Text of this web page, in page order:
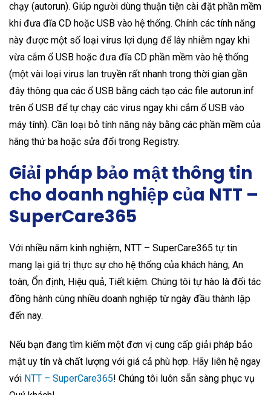
chạy (autorun). Giúp người dùng thuận tiện cài đặt phần mềm
khi đưa đĩa CD hoặc USB vào hệ thống. Chính các tính năng
này được một số loại virus lợi dụng để lây nhiễm ngay khi
vừa cắm ổ USB hoặc đưa đĩa CD phần mềm vào hệ thống
(một vài loại virus lan truyền rất nhanh trong thời gian gần
đây thông qua các ổ USB bằng cách tạo các file autorun.inf
trên ổ USB để tự chạy các virus ngay khi cắm ổ USB vào
máy tính). Cần loại bỏ tính năng này bằng các phần mềm của
hãng thứ ba hoặc sửa đổi trong Registry.
Giải pháp bảo mật thông tin
cho doanh nghiệp của NTT –
SuperCare365
Với nhiều năm kinh nghiệm, NTT – SuperCare365 tự tin
mang lại giá trị thực sự cho hệ thống của khách hàng; An
toàn, Ổn định, Hiệu quả, Tiết kiệm. Chúng tôi tự hào là đối tác
đồng hành cùng nhiều doanh nghiệp từ ngày đầu thành lập
đến nay.
Nếu bạn đang tìm kiếm một đơn vị cung cấp giải pháp bảo
mật uy tín và chất lượng với giá cả phù hợp. Hãy liên hệ ngay
với NTT – SuperCare365! Chúng tôi luôn sẵn sàng phục vụ